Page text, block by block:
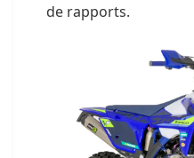
de rapports.